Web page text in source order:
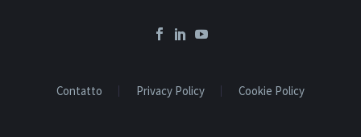
Contatto Privacy Policy Cookie Policy